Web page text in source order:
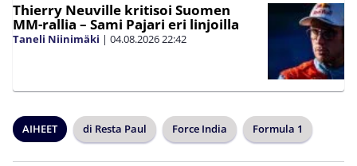
Thierry Neuville kritisoi Suomen
MM-rallia – Sami Pajari eri linjoilla
Taneli Niinimäki | 04.08.202622:42
AIHEET di Resta Paul Force India Formula 1